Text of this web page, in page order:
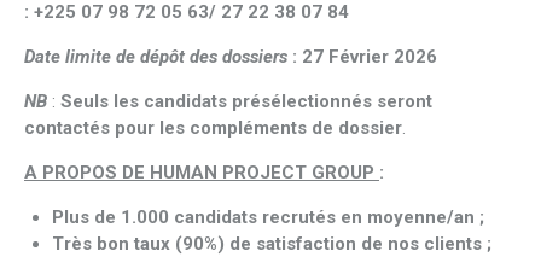
: +225 07 98 72 05 63/ 27 22 38 07 84
Date limite de dépôt des dossiers : 27 Février 2026
NB : Seuls les candidats présélectionnés seront
contactés pour les compléments de dossier.
A PROPOS DE HUMAN PROJECT GROUP :
Plus de 1.000 candidats recrutés en moyenne/an ;
Très bon taux (90%) de satisfaction de nos clients ;